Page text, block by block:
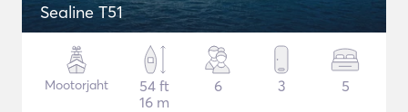
Sealine T51
Mootorjaht
54 ft
16 m
6 3 5